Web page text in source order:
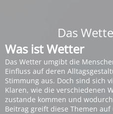
Das
Was ist Wetter
Das Wetter umgibt die
Einfluss auf deren
Stimmung aus. Doch sind sich
Klaren, wie die verschiedenen
zustande kommen und
Beitrag greift diese Themen